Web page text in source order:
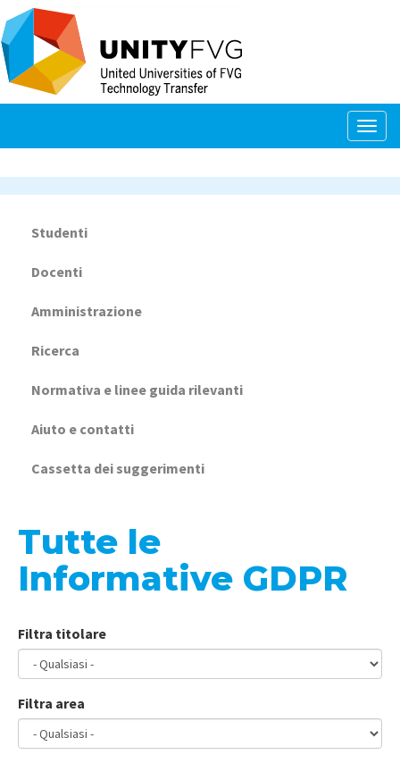
Salta
al
contenuto
principale
Navigazione
principale
Studenti
Docenti
Amministrazione
Ricerca
Normativa e linee guida rilevanti
Aiuto e contatti
Cassetta dei suggerimenti
Tutte le
Informative GDPR
Filtra titolare
Filtra area